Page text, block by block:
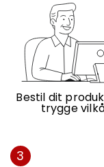
Bestil dit
trygge
3